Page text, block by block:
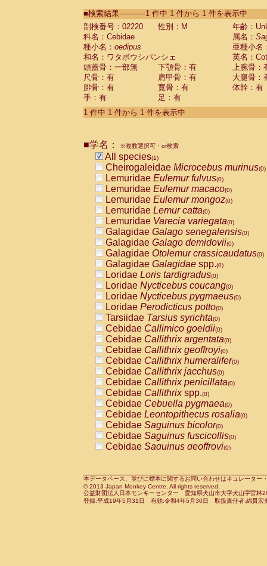
CebidaeSaguinus labiatus(0)
Cebidae Saguinus leucopus (0)
Cebidae
Cebidae
CebidaeSaguinus nigricollis (0)
Cebidae Saguinus oedipus
Cebidae Saguinus weddelli
Cebidae Saguinusspp.
Cebidae Aotus trivirgatus
Cebidae Cebus albifrons
CebidaeCebus nigrivittatus
CebidaeCebus
CebidaeSaimiri boliviensis(0)
CebidaeSaimiri sciureus(0)
AtelidaeAlouatta caraya(0)
AtelidaeAlouatta fusca(0)
AtelidaeAlouatta seniculus
AtelidaeAlouattaspp.(0)
AtelidaeAteles belzebuth(0)
AtelidaeAteles geoffroyi(0)
AtelidaeAteles paniscus(0)
AtelidaeAtelesspp.(0)
Atelidae Lagothrix lagothricha
AtelidaeLagothrix lagothricha cana
PitheciidaeCacajao calvus
PitheciidaeCallicebus cupreus
PitheciidaeCallicebus donacophilus
PitheciidaeCallicebus moloch
PitheciidaeCallicebus torquatus
PitheciidaeCallicebusspp.(0)
PitheciidaeChiropotes satanas(0)
PitheciidaePithecia monachus
PitheciidaePithecia pithecia(0)
CercopithecidaeCercocebus agilis
CercopithecidaeCercocebus
CercopithecidaeCercocebus
CercopithecidaeCercocebus
CercopithecidaeCercocebus
CercopithecidaeCercocebushybrid
CercopithecidaePapio anubis(0)
CercopithecidaePapio cynocephalus
CercopithecidaePapio hamadryas(0)
■検索結果-----------1 件中 1 件から 1 件を表示中
剖検番号：02220
性別：M
年齢：
科名：Cebidae
属名：
種小名： oedipus
亜種小名
和名：ワタボウシパンシェ
英名：
頭蓋骨：一部無
下顎骨：有
上腕骨：
尺骨：有
肩甲骨：有
大腿骨：
腓骨：有
寛骨：有
体幹：有
手：有
足：有
1 件中 1 件から 1 件を表示中
■学名： ※複数選択可・or検索
All species(1)
Cheirogaleidae Microcebus murinus(0)
Lemuridae Eulemur fulvus(0)
Lemuridae Eulemur macaco(0)
Lemuridae Eulemur mongoz(0)
Lemuridae Lemur catta(0)
Lemuridae Varecia variegata(0)
Galagidae Galago senegalensis(0)
Galagidae Galago demidovii(0)
Galagidae Otolemur crassicaudatus(0)
Galagidae Galagidae spp.(0)
Loridae Loris tardigradus(0)
Loridae Nycticebus coucang(0)
Loridae Nycticebus pygmaeus(0)
Loridae Perodicticus potto(0)
Tarsiidae Tarsius syrichta(0)
Cebidae Callimico goeldii(0)
Cebidae Callithrix argentata(0)
Cebidae Callithrix geoffroyi(0)
Cebidae Callithrix humeralifer(0)
Cebidae Callithrix jacchus(0)
Cebidae Callithrix penicillata(0)
Cebidae Callithrixspp.(0)
Cebidae Cebuella pygmaea(0)
Cebidae Leontopithecus rosalia(0)
Cebidae Saguinus bicolor(0)
Cebidae Saguinus fuscicollis(0)
Cebidae Saguinus geoffroyi(0)
CebidaeSaguinus leucopus(0)
CebidaeSaguinus midas(0)
Cebidae Saguinus mystax(0)
本データベース、並びに標本に関するお問い合わせはキュレータ
© 2013 Japan Monkey Centre. All rights reserved.
公益財団法人日本モンキーセンター 愛知県犬山市大字犬山字官
登録:平成19年5月31日 有効:令和4年5月30日 取扱責任者:綿貫宏